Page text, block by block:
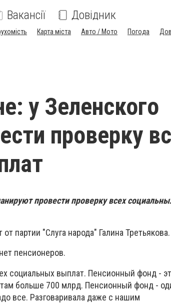
Вакансії Довідник
Карта міста Авто / Мото Погода
у Зеленского
проверку
провести проверку всех
партии "Слуга народа" Галина Третьякова.
пенсионеров.
социальных выплат. Пенсионный фонд -
больше 700 млрд. Пенсионный фонд -
все. Разговаривала даже с нашим